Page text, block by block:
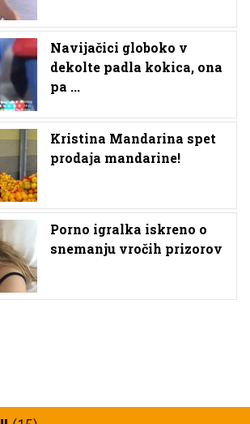
Navijačici globoko v
dekolte padla kokica, ona
pa ...
Kristina Mandarina spet
prodaja mandarine!
Porno igralka iskreno o
snemanju vročih prizorov